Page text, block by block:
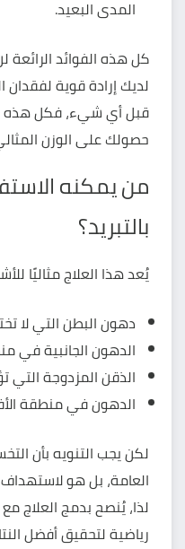
المدى البعيد.
كل هذه الفوائد
لديكإرادة قوية لفقدان
قبل أي شيء، فكل
حصولك على الوزن
من يمكنه
بالتبريد؟
يُعد هذا العلاج مثاليًا
دهون البطن التي لا
الدهون الجانبية في
الذقن المزدوجة التي
الدهون في منطقة
لكن يجب التنويه بأن
العامة، بل هو
لذا، يُنصح بدمج العلاج
رياضية لتحقيق أفضل